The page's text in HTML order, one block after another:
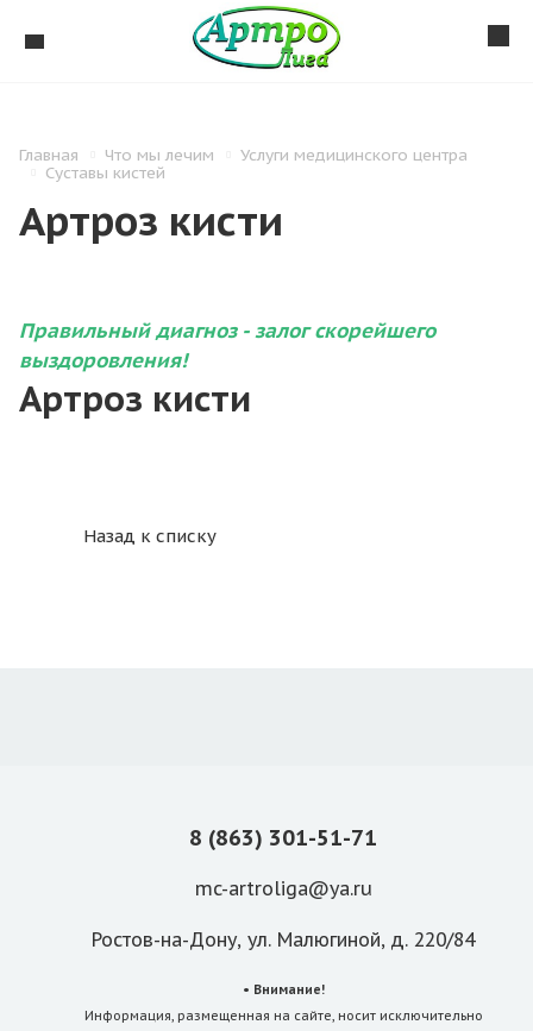
Главная Что мы лечим
Услуги медицинского центра
Суставы кистей
Артроз кисти
Правильный диагноз - залог скорейшего
выздоровления!
Артроз кисти
Назад к списку
8 (863) 301-51-71
mc-artroliga@ya.ru
Ростов-на-Дону, ул. Малюгиной, д. 220/84
• Внимание!
Информация, размещенная на сайте, носит исключительно